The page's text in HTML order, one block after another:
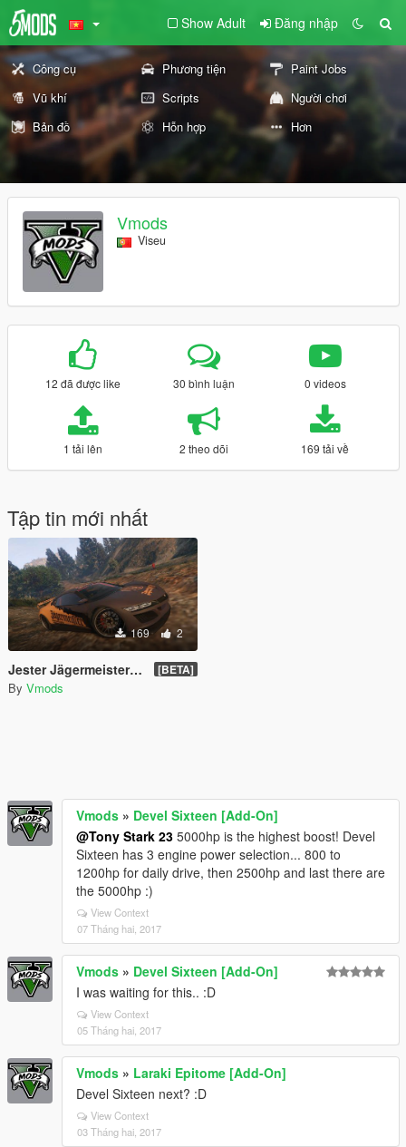
Show Adult Đăng nhập
Công cụ Phương tiện
Paint Jobs
Vũ khí
Scripts
Người chơi
Bản đồ
Hỗn hợp Hơn
Vmods
Viseu
12 đã được like 30 bình luận 0 videos
1 tải lên 2 theo dõi 169 tải về
Tập tin mới nhất
169 2
Jester Jägermeister Livery [BETA]
By Vmods
Vmods » Devel Sixteen [Add-On]
@Tony Stark 23 5000hp is the highest boost! Devel
Sixteen has 3 engine power selection... 800 to
1200hp for daily drive, then 2500hp and last there are
the 5000hp :)
View Context
07 Tháng hai, 2017
Vmods » Devel Sixteen [Add-On]
I was waiting for this.. :D
View Context
05 Tháng hai, 2017
Vmods » Laraki Epitome [Add-On]
Devel Sixteen next? :D
View Context
03 Tháng hai, 2017